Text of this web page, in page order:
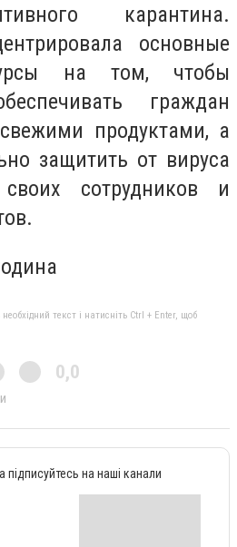
карантина.
основные
на том, чтобы
граждан
продуктами, а
защитить от вируса
сотрудников и
текст і натисніть Ctrl + Enter, щоб
0,0
підписуйтесь на наші канали